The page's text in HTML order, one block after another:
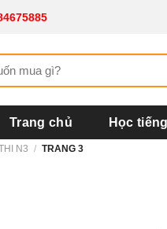
Trang chủ Học
N3 / TRANG 3